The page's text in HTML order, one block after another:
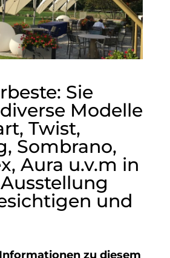
Sie
Modelle
Twist,
Sombrano,
Aura u.v.m in
und
zu diesem